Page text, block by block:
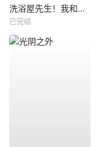
洗浴屋先生！我和那家伙在女浴池！？
已完结